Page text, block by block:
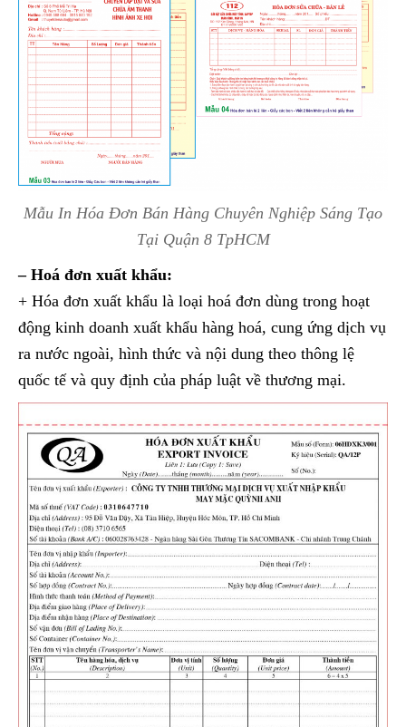
Mẫu In Hóa Đơn Bán Hàng Chuyên Nghiệp Sáng Tạo
Tại Quận 8 TpHCM
– Hoá đơn xuất khẩu:
+ Hóa đơn xuất khẩu là loại hoá đơn dùng trong hoạt
động kinh doanh xuất khẩu hàng hoá, cung ứng dịch vụ
ra nước ngoài, hình thức và nội dung theo thông lệ
quốc tế và quy định của pháp luật về thương mại.